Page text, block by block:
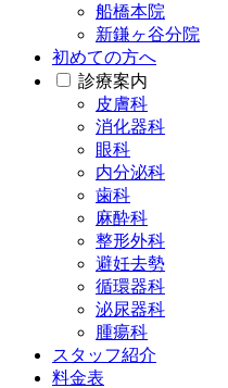
船橋本院
新鎌ヶ谷分院
初めての方へ
診療案内
皮膚科
消化器科
眼科
内分泌科
歯科
麻酔科
整形外科
避妊去勢
循環器科
泌尿器科
腫瘍科
スタッフ紹介
料金表